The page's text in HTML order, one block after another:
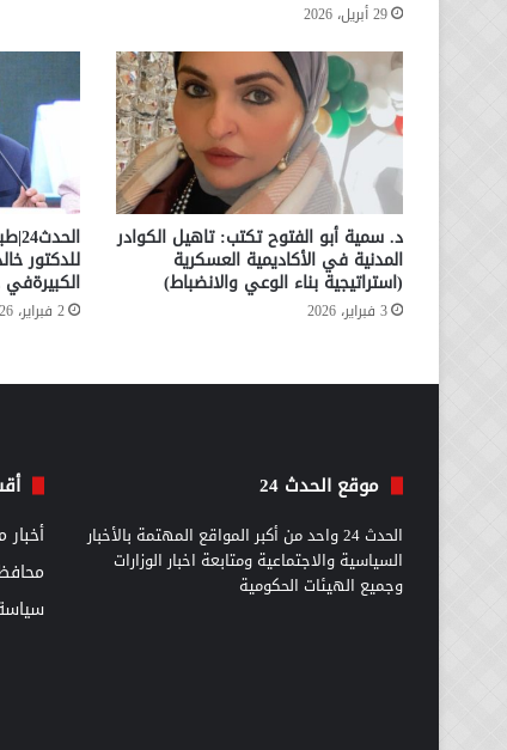
29 أبريل، 2026
د. سمية أبو الفتوح تكتب: تاهيل الكوادر
المدنية في الأكاديمية العسكرية
(استراتيجية بناء الوعي والانضباط)
3 فبراير، 2026
للدكتور
2 فبراير، 2026
موقع الحدث 24
الحدث 24 واحد من أكبر المواقع المهتمة بالأخبار
السياسية والاجتماعية ومتابعة اخبار الوزارات
وجميع الهيئات الحكومية